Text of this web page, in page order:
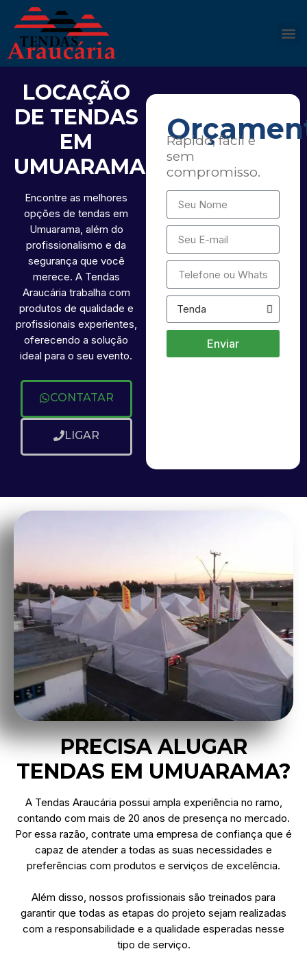
LOCAÇÃO
DE TENDAS
EM
UMUARAMA
Encontre as melhores
opções de tendas em
Umuarama, além do
profissionalismo e da
segurança que você
merece. A Tendas
Araucária trabalha com
produtos de qualidade e
profissionais experientes,
oferecendo a solução
ideal para o seu evento.
CONTATAR
LIGAR
Rápido, fácil e
sem
compromisso.
Enviar
PRECISA ALUGAR
TENDAS EM UMUARAMA?
A Tendas Araucária possui ampla experiência no ramo,
contando com mais de 20 anos de presença no mercado.
Por essa razão, contrate uma empresa de confiança que é
capaz de atender a todas as suas necessidades e
preferências com produtos e serviços de excelência.
Além disso, nossos profissionais são treinados para
garantir que todas as etapas do projeto sejam realizadas
com a responsabilidade e a qualidade esperadas nesse
tipo de serviço.